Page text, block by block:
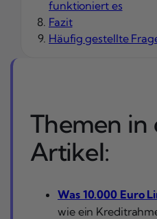
funktioniert es
Fazit
Häufig gestellte
Themen in
Artikel:
Was 10.000 Euro
wie ein